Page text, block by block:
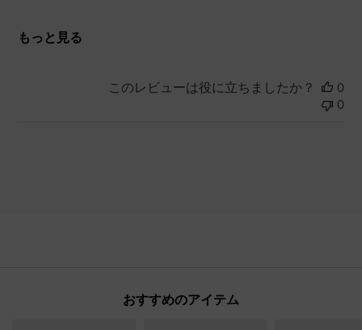
もっと見る
このレビューは役に立ちましたか？
0
0
おすすめのアイテム